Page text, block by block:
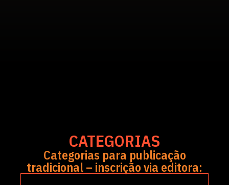
CATEGORIAS
Categorias para publicação
tradicional – inscrição via editora: